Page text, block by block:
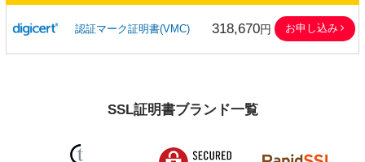
認証マーク証明書(VMC) 318,670円 お申し込み
SSL証明書ブランド一覧